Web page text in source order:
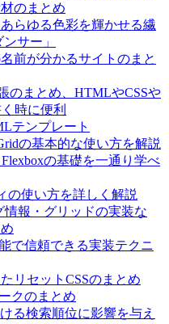
のまとめ
らゆる色彩を輝かせる繊
サー」
前が分かるサイトのまと
のまとめ、HTMLやCSSや
時に便利
テンプレート
の基本的な使い方を解説
の基礎を一通り学べ
の使い方を詳しく解説
情報・グリッドの実装な
で信頼できる実装テクニ
リセットCSSのまとめ
クのまとめ
る検索順位に影響を与え